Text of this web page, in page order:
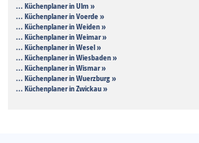
... Küchenplaner in Ulm »
... Küchenplaner in Voerde »
... Küchenplaner in Weiden »
... Küchenplaner in Weimar »
... Küchenplaner in Wesel »
... Küchenplaner in Wiesbaden »
... Küchenplaner in Wismar »
... Küchenplaner in Wuerzburg »
... Küchenplaner in Zwickau »